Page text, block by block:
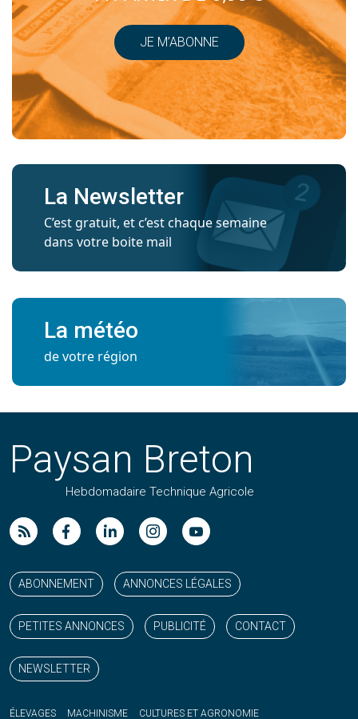
JE M’ABONNE
La Newsletter
C’est gratuit, et c’est chaque semaine
dans votre boite mail
La météo
de votre région
Paysan Breton
Hebdomadaire Technique Agricole
ABONNEMENT ANNONCES LÉGALES
PETITES ANNONCES PUBLICITÉ CONTACT
NEWSLETTER
ÉLEVAGES MACHINISME CULTURES ET AGRONOMIE